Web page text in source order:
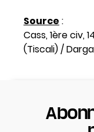
Source :
Cass, 1ère civ,
(Tiscali) /